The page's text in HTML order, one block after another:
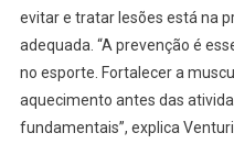
evitar e tratar lesões está na
adequada. “A prevenção é
no esporte. Fortalecer a
aquecimento antes das
fundamentais”, explica